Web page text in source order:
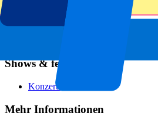
Shows & festivals
Konzerte
Mehr Informationen